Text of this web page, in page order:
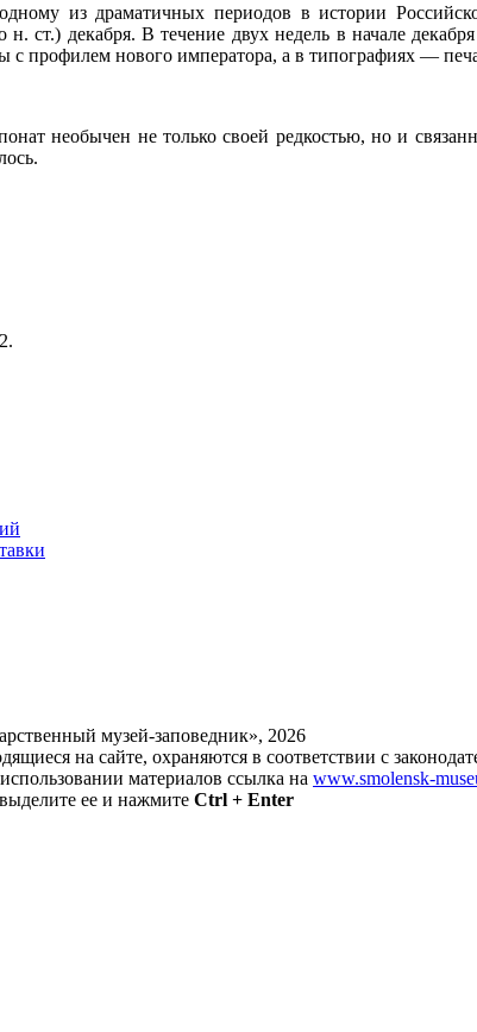
из драматичных периодов в истории
ст.) декабря. В течение двух недель в начале
с профилем нового императора, а в типографиях —
необычен не только своей редкостью, но и
музей-заповедник», 2026
на сайте, охраняются в соответствии с
материалов ссылка на www.smolensk-
ее и нажмите Ctrl + Enter